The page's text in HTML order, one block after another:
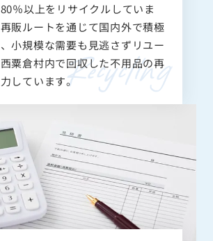
％以上をリサイクルしていま
販ルートを通じて国内外で積極
小規模な需要も見逃さずリユー
粟倉村内で回収した不用品の再
しています。